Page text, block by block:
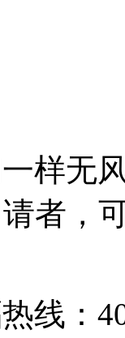
样无
者，
线：